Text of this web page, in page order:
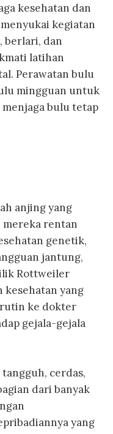
kesehatan dan
kegiatan
berlari, dan
latihan
Perawatan bulu
mingguan untuk
bulu tetap
anjing yang
mereka rentan
genetik,
jantung,
Rottweiler
yang
ke dokter
gejala-gejala
cerdas,
dari banyak
yang